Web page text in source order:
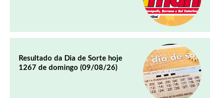
Resultado da Dia de Sorte hoje
1267 de domingo (09/08/26)